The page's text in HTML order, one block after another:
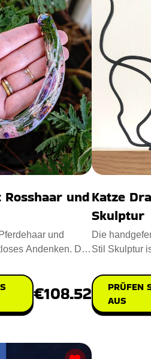
und
und
Andenken. Das
€108.52
Katze
Skulptur
Die
Stil Skulptur
PRÜFEN
AUS